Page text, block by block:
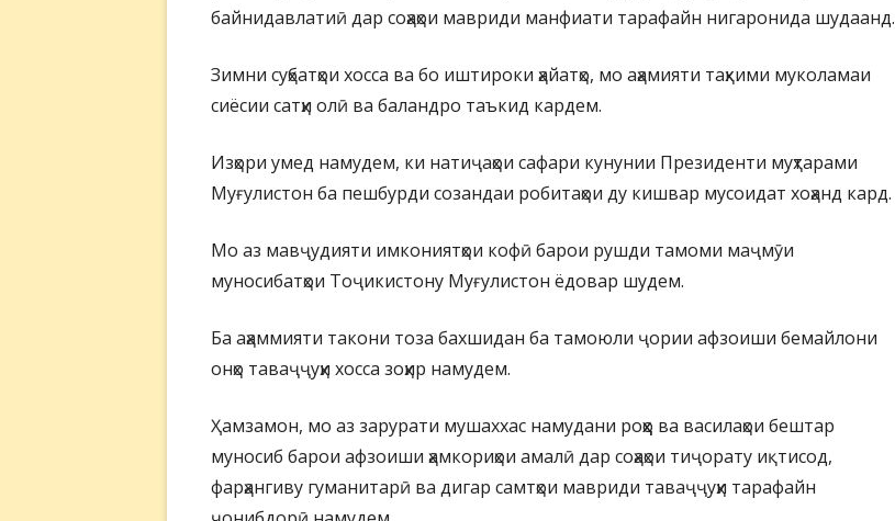
байнидавлатиӣ дар соҳаҳои мавриди манфиати тарафайн нигаронида шудаанд.
Зимни суҳбатҳои хосса ва бо иштироки ҳайатҳо, мо аҳамияти таҳкими муколамаи
сиёсии сатҳи олӣ ва баландро таъкид кардем.
Изҳори умед намудем, ки натиҷаҳои сафари кунунии Президенти муҳтарами
Муғулистон ба пешбурди созандаи робитаҳои ду кишвар мусоидат хоҳанд кард.
Мо аз мавҷудияти имкониятҳои кофӣ барои рушди тамоми маҷмӯи
муносибатҳои Тоҷикистону Муғулистон ёдовар шудем.
Ба аҳаммияти такони тоза бахшидан ба тамоюли ҷории афзоиши бемайлони
онҳо таваҷҷуҳи хосса зоҳир намудем.
Ҳамзамон, мо аз зарурати мушаххас намудани роҳҳо ва василаҳои бештар
муносиб барои афзоиши ҳамкориҳои амалӣ дар соҳаҳои тиҷорату иқтисод,
фарҳангиву гуманитарӣ ва дигар самтҳои мавриди таваҷҷуҳи тарафайн